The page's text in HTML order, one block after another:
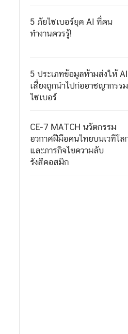
5 ภัยไซเบอร์ยุค AI ที่คน
ทำงานควรรู้!
5 ประเภทข้อมูลห้ามส่งให้ AI
เสี่ยงถูกนำไปก่ออาชญากรรม
ไซเบอร์
CE-7 MATCH นวัตกรรม
อวกาศฝีมือคนไทยบนเวทีโล
และภารกิจไขความลับ
รังสีคอสมิก